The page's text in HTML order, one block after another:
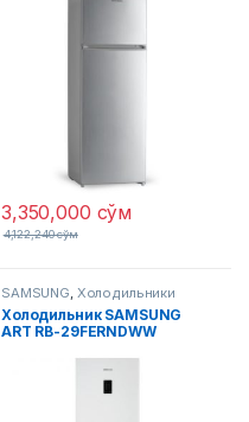
3,350,000 сўм
4,122,240сўм
SAMSUNG, Холодильники
Холодильник SAMSUNG
ART RB-29FERNDWW